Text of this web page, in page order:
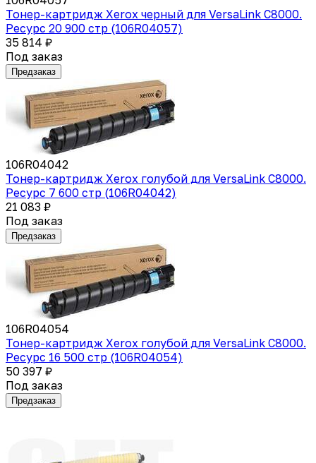
Тонер-картридж Xerox черный для VersaLink C8000.
Ресурс 20 900 стр (106R04057)
35 814 ₽
Под заказ
Предзаказ
106R04042
Тонер-картридж Xerox голубой для VersaLink C8000.
Ресурс 7 600 стр (106R04042)
21 083 ₽
Под заказ
Предзаказ
106R04054
Тонер-картридж Xerox голубой для VersaLink C8000.
Ресурс 16 500 стр (106R04054)
50 397 ₽
Под заказ
Предзаказ